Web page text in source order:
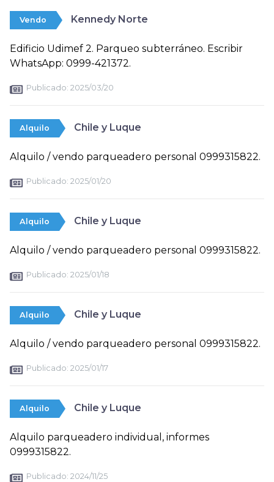
Vendo Kennedy Norte
Edificio Udimef 2. Parqueo subterráneo. Escribir
WhatsApp: 0999-421372.
Publicado: 2025/03/20
Alquilo Chile y Luque
Alquilo / vendo parqueadero personal 0999315822.
Publicado: 2025/01/20
Alquilo Chile y Luque
Alquilo / vendo parqueadero personal 0999315822.
Publicado: 2025/01/18
Alquilo Chile y Luque
Alquilo / vendo parqueadero personal 0999315822.
Publicado: 2025/01/17
Alquilo Chile y Luque
Alquilo parqueadero individual, informes
0999315822.
Publicado: 2024/11/25